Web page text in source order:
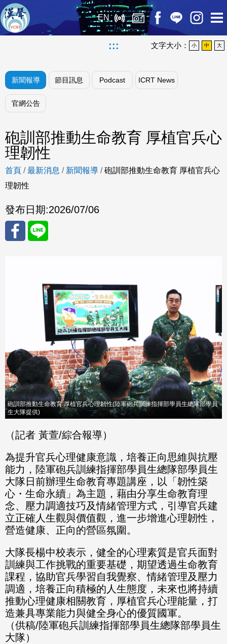
EN
::: 文字大小： 小 中 大
新聞報導 節目訊息 Podcast ICRT News
官網公告
砲訓部推動生命教育 厚植官兵心
理韌性
首頁 /最新消息 / 新聞報導 /砲訓部推動生命教育 厚植官兵心
理韌性
發布日期:2026/07/06
Line
砲訓部推動生命教育 厚植官兵心理韌性(陸軍砲兵訓練指揮部學員生總隊部學員
生大隊提供)
（記者 黃萱/綜合報導）
為提升官兵心理健康意識，培養正向思維與抗壓
能力，陸軍砲兵訓練指揮部學員生總隊部學員生
大隊日前辦理生命教育專題講座，以「韌性築
心・生命永續」為主題，藉由分享生命教育理
念、壓力調適技巧及情緒管理方式，引導官兵建
立正確人生觀與價值觀，進一步增進心理韌性，
營造健康、正向的營區氛圍。
大隊長楊中校表示，健全的心理素質是官兵面對
訓練與工作挑戰的重要基礎，期望透過生命教育
課程，協助官兵學習自我覺察、情緒管理及壓力
調適，培養正向積極的人生態度，未來也將持續
推動心理健康相關教育，厚植官兵心理能量，打
造兼具專業能力與健全身心的優質國軍。
（供稿/陸軍砲兵訓練指揮部學員生總隊部學員生
大隊）